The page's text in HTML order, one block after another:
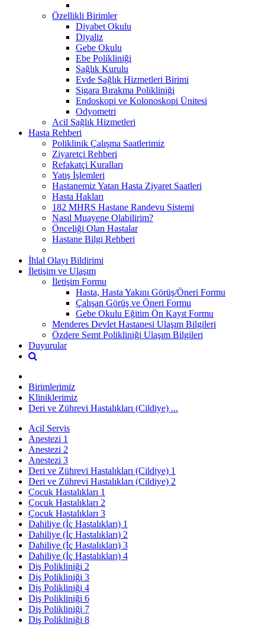
Özellikli Birimler
Diyabet Okulu
Diyaliz
Gebe Okulu
Ebe Polikliniği
Sağlık Kurulu
Evde Sağlık Hizmetleri Birimi
Sigara Bırakma Polikliniği
Endoskopi ve Kolonoskopi Ünitesi
Odyometri
Acil Sağlık Hizmetleri
Hasta Rehberi
Poliklinik Çalışma Saatlerimiz
Ziyaretçi Rehberi
Refakatçi Kuralları
Yatış İşlemleri
Hastanemiz Yatan Hasta Ziyaret Saatleri
Hasta Hakları
182 MHRS Hastane Randevu Sistemi
Nasıl Muayene Olabilirim?
Önceliği Olan Hastalar
Hastane Bilgi Rehberi
İhlal Olayı Bildirimi
İletişim ve Ulaşım
İletişim Formu
Hasta, Hasta Yakını Görüş/Öneri Formu
Çalışan Görüş ve Öneri Formu
Gebe Okulu Eğitim Ön Kayıt Formu
Menderes Devlet Hastanesi Ulaşım Bilgileri
Özdere Semt Polikliniği Ulaşım Bilgileri
Duyurular
Birimlerimiz
Kliniklerimiz
Deri ve Zührevi Hastalıkları (Cildiye) ...
Acil Servis
Anestezi 1
Anestezi 2
Anestezi 3
Deri ve Zührevi Hastalıkları (Cildiye) 1
Deri ve Zührevi Hastalıkları (Cildiye) 2
Çocuk Hastalıkları 1
Çocuk Hastalıkları 2
Çocuk Hastalıkları 3
Dahiliye (İç Hastalıkları) 1
Dahiliye (İç Hastalıkları) 2
Dahiliye (İç Hastalıkları) 3
Dahiliye (İç Hastalıkları) 4
Diş Polikliniği 2
Diş Polikliniği 3
Diş Polikliniği 4
Diş Polikliniği 6
Diş Polikliniği 7
Diş Polikliniği 8